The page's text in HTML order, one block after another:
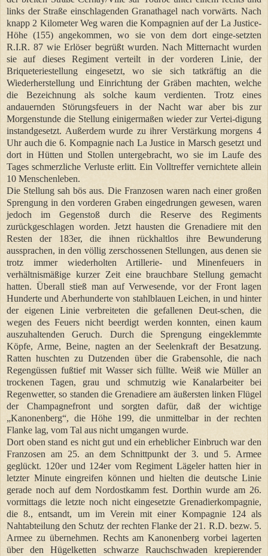
links der Straße einschlagenden Granathagel nach vorwärts. Nach
knapp 2 Kilometer Weg waren die Kompagnien auf der La Justice-
Höhe (155) angekommen, wo sie von dem dort einge-setzten
R.I.R. 87 wie Erlöser begrüßt wurden. Nach Mitternacht wurden
sie auf dieses Regiment verteilt in der vorderen Linie, der
Briqueteriestellung eingesetzt, wo sie sich tatkräftig an die
Wiederherstellung und Einrichtung der Gräben machten, welche
die Bezeichnung als solche kaum verdienten. Trotz eines
andauernden Störungsfeuers in der Nacht war aber bis zur
Morgenstunde die Stellung einigermaßen wieder zur Vertei-digung
instandgesetzt. Außerdem wurde zu ihrer Verstärkung morgens 4
Uhr auch die 6. Kompagnie nach La Justice in Marsch gesetzt und
dort in Hütten und Stollen untergebracht, wo sie im Laufe des
Tages schmerzliche Verluste erlitt. Ein Volltreffer vernichtete allein
10 Menschenleben.
Die Stellung sah bös aus. Die Franzosen waren nach einer großen
Sprengung in den vorderen Graben eingedrungen gewesen, waren
jedoch im Gegenstoß durch die Reserve des Regiments
zurückgeschlagen worden. Jetzt hausten die Grenadiere mit den
Resten der 183er, die ihnen rückhaltlos ihre Bewunderung
aussprachen, in den völlig zerschossenen Stellungen, aus denen sie
trotz immer wiederholten Artillerie- und Minenfeuers in
verhältnismäßige kurzer Zeit eine brauchbare Stellung gemacht
hatten. Überall stieß man auf Verwesende, vor der Front lagen
Hunderte und Aberhunderte von stahlblauen Leichen, in und hinter
der eigenen Linie verbreiteten die gefallenen Deut-schen, die
wegen des Feuers nicht beerdigt werden konnten, einen kaum
auszuhaltenden Geruch. Durch die Sprengung eingeklemmte
Köpfe, Arme, Beine, nagten an der Seelenkraft der Besatzung.
Ratten huschten zu Dutzenden über die Grabensohle, die nach
Regengüssen fußtief mit Wasser sich füllte. Weiß wie Müller an
trockenen Tagen, grau und schmutzig wie Kanalarbeiter bei
Regenwetter, so standen die Grenadiere am äußersten linken Flügel
der Champagnefront und sorgten dafür, daß der wichtige
„Kanonenberg“, die Höhe 199, die unmittelbar in der rechten
Flanke lag, vom Tal aus nicht umgangen wurde.
Dort oben stand es nicht gut und ein erheblicher Einbruch war den
Franzosen am 25. an dem Schnittpunkt der 3. und 5. Armee
geglückt. 120er und 124er vom Regiment Lägeler hatten hier in
letzter Minute eingreifen können und hielten die deutsche Linie
gerade noch auf dem Nordostkamm fest. Dorthin wurde am 26.
vormittags die letzte noch nicht eingesetzte Grenadierkompagnie,
die 8., entsandt, um im Verein mit einer Kompagnie 124 als
Nahtabteilung den Schutz der rechten Flanke der 21. R.D. bezw. 5.
Armee zu übernehmen. Rechts am Kanonenberg vorbei lagerten
über den Hügelketten schwarze Rauchschwaden krepierender